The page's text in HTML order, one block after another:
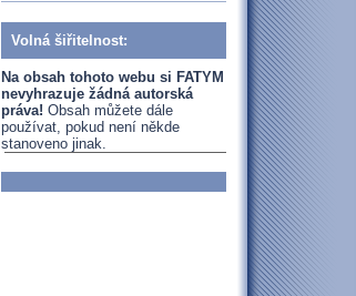
Volná šiřitelnost:
Na obsah tohoto webu si FATYM
nevyhrazuje žádná autorská
práva! Obsah můžete dále
používat, pokud není někde
stanoveno jinak.